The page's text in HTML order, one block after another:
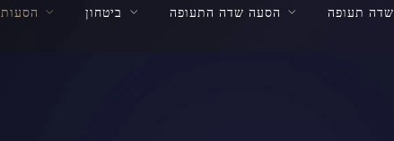
הסעה שדה התעופה ביטחון הסעות